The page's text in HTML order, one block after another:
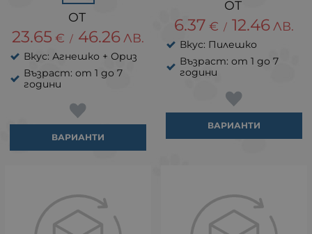
23.65 € / 46.26 ЛВ.
Вкус: Агнешко + Ориз
Възраст: от 1 до 7
години
ВАРИАНТИ
6.37 € / 12.46 ЛВ.
Вкус: Пилешко
Възраст: от 1 до 7
години
ВАРИАНТИ